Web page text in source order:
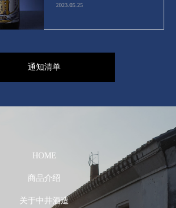
2023.05.25
通知清单
HOME
商品介绍
关于中井酒造